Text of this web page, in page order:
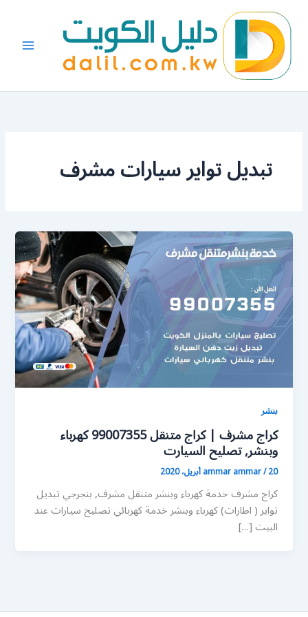
المحتوى
تبديل تواير سيارات مشرف
بنشر
كراج مشرف | كراج متنقل 99007355 كهرباء
وبنشر, تصليح السيارت
ammar ammar/20 أبريل، 2020
كراج مشرف خدمة كهرباء وبنشر متنقل مشرف, بنجرجي تبديل
تواير ( اطارات) كهرباء وبنشر خدمة كهربائي تصليح سيارات عند
البيت […]